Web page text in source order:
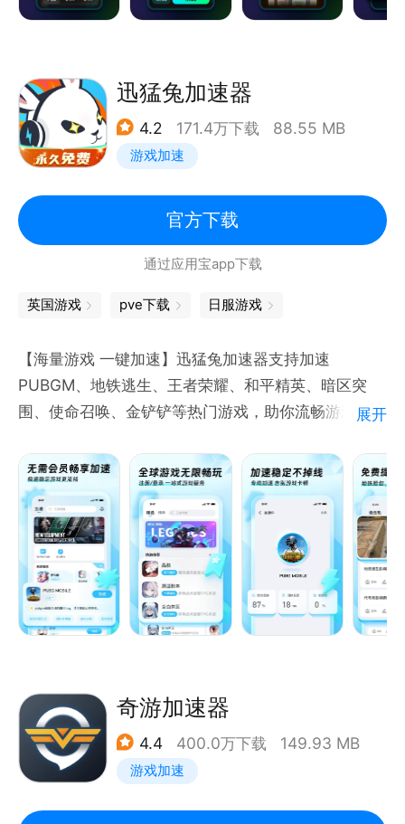
界、原神、崩坏：星穹铁道、蔚蓝档案、使命召唤等上
稳定低延迟，极速不掉线！biubiu拥有海量网络加速节
点，自研专业的加速引擎，能自动选择最佳线路，享受
“biu～”一般的游戏体验！同时支持超长时间游戏加速
状态，持久稳定不掉线！
覆盖海外多个区服的加速节点，支持国际服、欧美服、
亚服、日韩服、港澳台服、东南亚服等海外区服的手游
加速，与海外玩家组队游戏，尊享无障碍、超低延迟游
玩！
认真聆听每一条反馈！
官方群：837433455
官网：http://www.biubiu001.com/
迅猛兔加速器
4.2 171.4万下载 88.55 MB
游戏加速
官方下载
通过应用宝app下载
英国游戏 pve下载 日服游戏
【海量游戏 一键加速】 迅猛兔加速器支持加速
PUBGM、地铁逃生、王者荣耀、和平精英、暗区突
围、使命召唤、金铲铲等热门游戏，助你流畅游戏体
【无需会员 永久免费】 迅猛兔加速器是一款无需会员
的手游加速器，承诺永久免费加速，低延迟稳定不掉
线，玩出畅快感！
【专线加速 延迟稳定】 加速稳定不掉线，海量加速节
点自动为您匹配最佳线路，从此告别游戏卡顿，享受流
畅游戏体验
【多种模式 任意切换】 支持普通模式/高级模式两种加
展开
奇游加速器
4.4 400.0万下载 149.93 MB
游戏加速